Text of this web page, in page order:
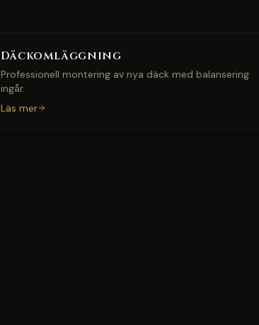
Däckomläggning
Professionell montering av nya däck med balansering
ingår.
Läs mer